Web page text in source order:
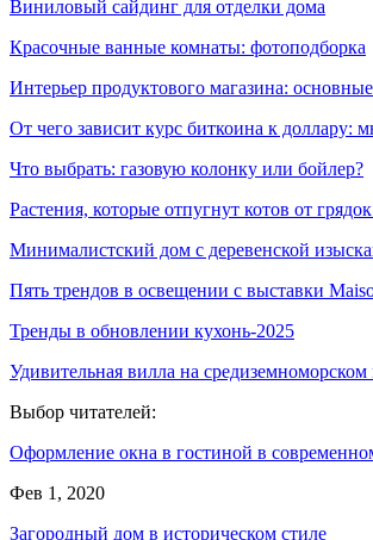
Виниловый сайдинг для отделки дома
Красочные ванные комнаты: фотоподборка
Интерьер продуктового магазина:
От чего зависит курс биткоина к доллару:
Что выбрать: газовую колонку или бойлер?
Растения, которые отпугнут котов от
Минималистский дом с деревенской
Пять трендов в освещении с выставки
Тренды в обновлении кухонь-2025
Удивительная вилла на средиземноморском
Выбор читателей:
Оформление окна в гостиной в
Фев 1, 2020
Загородный дом в историческом стиле